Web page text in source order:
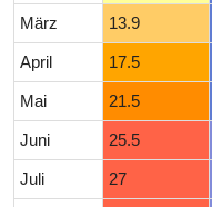
März 13.9
April 17.5
Mai 21.5
Juni 25.5
Juli 27